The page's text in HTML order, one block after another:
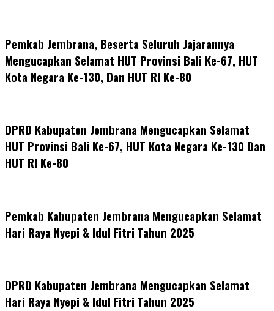
Pemkab Jembrana, Beserta Seluruh Jajarannya
Mengucapkan Selamat HUT Provinsi Bali Ke-67, HUT
Kota Negara Ke-130, Dan HUT RI Ke-80
DPRD Kabupaten Jembrana Mengucapkan Selamat
HUT Provinsi Bali Ke-67, HUT Kota Negara Ke-130 Dan
HUT RI Ke-80
Pemkab Kabupaten Jembrana Mengucapkan Selamat
Hari Raya Nyepi & Idul Fitri Tahun 2025
DPRD Kabupaten Jembrana Mengucapkan Selamat
Hari Raya Nyepi & Idul Fitri Tahun 2025